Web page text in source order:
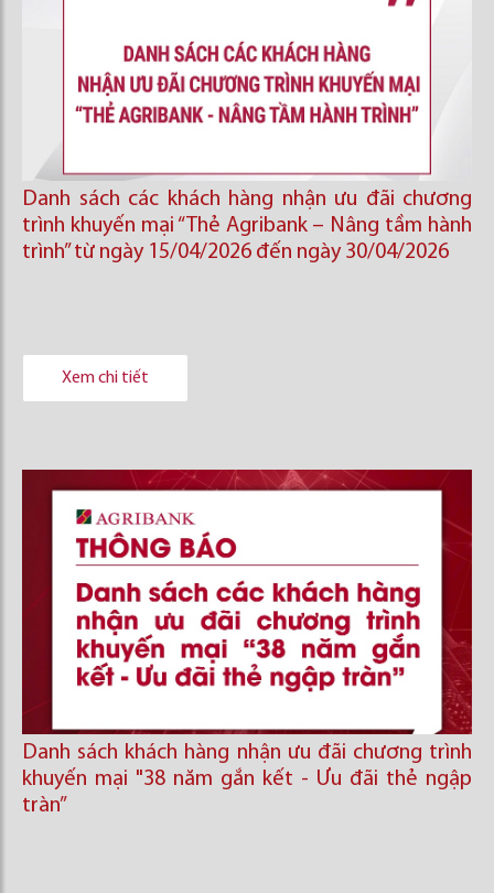
Danh sách các khách hàng nhận ưu đãi chương
trình khuyến mại “Thẻ Agribank – Nâng tầm hành
trình” từ ngày 15/04/2026 đến ngày 30/04/2026
Xem chi tiết
Danh sách khách hàng nhận ưu đãi chương trình
khuyến mại "38 năm gắn kết - Ưu đãi thẻ ngập
tràn”